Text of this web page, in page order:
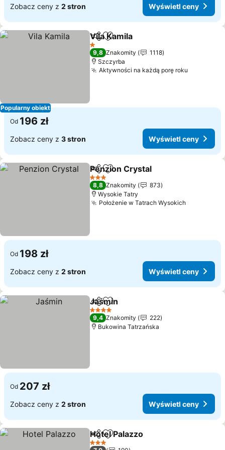
Zobacz ceny z 2 stron Wyświetl ceny
Popularny obiekt
Udostępnij
Dodaj do ulubionych
Vila Kamila
1 Kategoria
9,8 Znakomity
1118
Szczyrba
Aktywności na każdą porę roku
Od 196 zł
Zobacz ceny z 3 stron Wyświetl ceny
Udostępnij
Dodaj do ulubionych
Penzion Crystal
3 Kategoria
8,8 Znakomity
873
Wysokie Tatry
Położenie w Tatrach WysokichWyświetl
Od 198 zł
Zobacz ceny z 2 stron Wyświetl ceny
UdostępnijDodaj do ulubionych
Jaśmin
4 Kategoria
9,4 Znakomity
222
Bukowina Tatrzańska
Od 207 zł
Zobacz ceny z 2 stron Wyświetl ceny
Udostępnij
Dodaj do ulubionych
Hotel Palazzo
3 Kategoria